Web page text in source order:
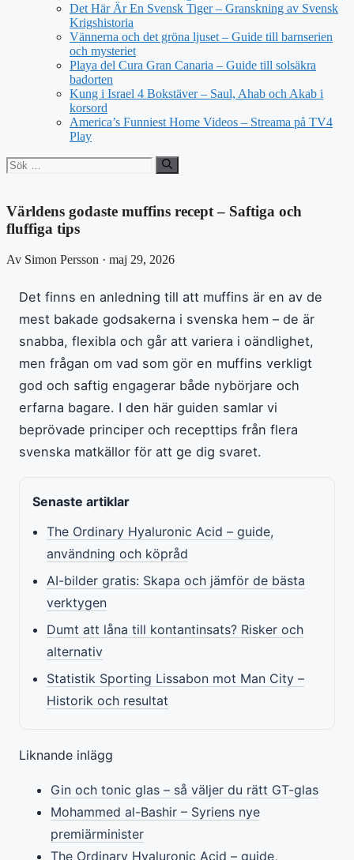
Det Här Är En Svensk Tiger – Granskning av Svensk
Krigshistoria
Vännerna och det gröna ljuset – Guide till barnserien
och mysteriet
Playa del Cura Gran Canaria – Guide till solsäkra
badorten
Kung i Israel 4 Bokstäver – Saul, Ahab och Akab i
korsord
America’s Funniest Home Videos – Streama på TV4
Play
Sök
efter:
Världens godaste muffins recept – Saftiga och
fluffiga tips
Av Simon Persson · maj 29, 2026
Det finns en anledning till att muffins är en av de
mest bakade godsakerna i svenska hem – de är
snabba, flexibla och går att variera i oändlighet,
men frågan om vad som gör en muffins verkligt
god och saftig engagerar både nybörjare och
erfarna bagare. I den här guiden samlar vi
beprövade principer och recepttips från flera
svenska matkällor för att ge dig svaret.
Senaste artiklar
The Ordinary Hyaluronic Acid – guide,
användning och köpråd
AI-bilder gratis: Skapa och jämför de bästa
verktygen
Dumt att låna till kontantinsats? Risker och
alternativ
Statistik Sporting Lissabon mot Man City –
Historik och resultat
Liknande inlägg
Gin och tonic glas – så väljer du rätt GT-glas
Mohammed al-Bashir – Syriens nye
premiärminister
The Ordinary Hyaluronic Acid – guide,